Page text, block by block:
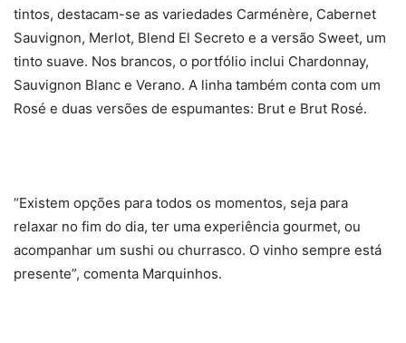
tintos, destacam-se as variedades Carménère, Cabernet
Sauvignon, Merlot, Blend El Secreto e a versão Sweet, um
tinto suave. Nos brancos, o portfólio inclui Chardonnay,
Sauvignon Blanc e Verano. A linha também conta com um
Rosé e duas versões de espumantes: Brut e Brut Rosé.
“Existem opções para todos os momentos, seja para
relaxar no fim do dia, ter uma experiência gourmet, ou
acompanhar um sushi ou churrasco. O vinho sempre está
presente”, comenta Marquinhos.